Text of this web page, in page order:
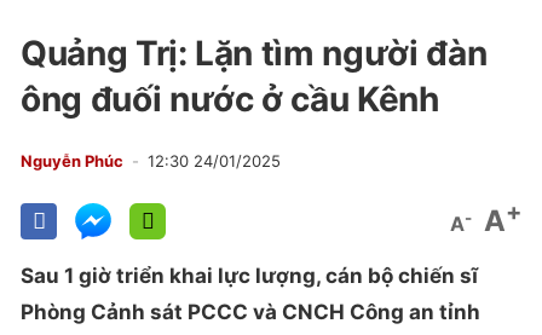
Quảng Trị: Lặn tìm người đàn
ông đuối nước ở cầu Kênh
Nguyễn Phúc 12:30 24/01/2025
A- A+
Sau 1 giờ triển khai lực lượng, cán bộ chiến sĩ
Phòng Cảnh sát PCCC và CNCH Công an tỉnh